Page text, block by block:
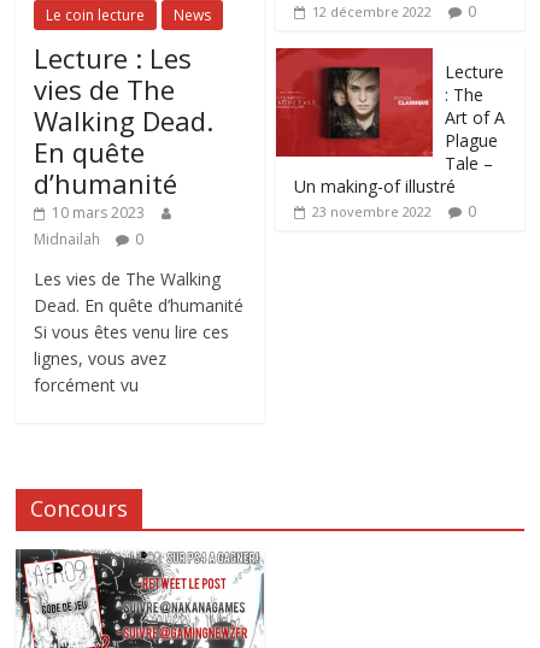
Le coin lecture News
Lecture : Les
vies de The
Walking Dead.
En quête
d’humanité
10 mars 2023
Midnailah
0
Les vies de The Walking
Dead. En quête d’humanité
Si vous êtes venu lire ces
lignes, vous avez
forcément vu
12 décembre 2022 0
Lecture
: The
Art of A
Plague
Tale –
Un making-of illustré
23 novembre 2022 0
Concours